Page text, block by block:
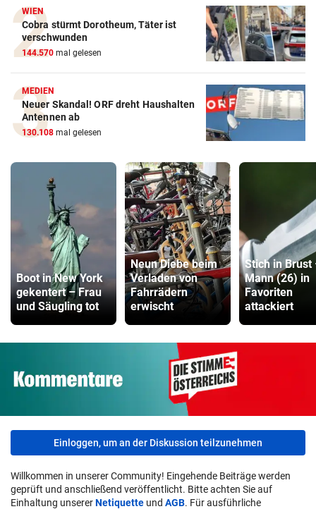
WIEN
Cobra stürmt Dorotheum, Täter ist
verschwunden
144.570 mal gelesen
MEDIEN
Neuer Skandal! ORF dreht Haushalten
Antennen ab
130.108 mal gelesen
Boot in New York
gekentert – Frau
und Säugling tot
Neun Diebe beim
Verladen von
Fahrrädern
erwischt
Stich in Brust
Mann (26) in
Favoriten
attackiert
Einloggen, um an der Diskussion teilzunehmen
Willkommen in unserer Community! Eingehende Beiträge werden
geprüft und anschließend veröffentlicht. Bitte achten Sie auf
Einhaltung unsererNetiquette und AGB. Für ausführliche